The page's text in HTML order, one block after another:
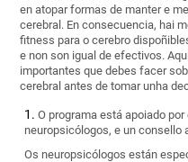
en atopar formas de manter e
cerebral. En consecuencia, hai
fitness para o cerebro
e non son igual de efectivos.
importantes que debes facer
cerebral antes de tomar unha
O programa está apoiado
neuropsicólogos, e un consello
Os neuropsicólogos están